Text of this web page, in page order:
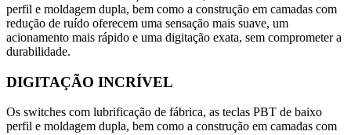
perfil e moldagem dupla, bem como a construção em camadas com
redução de ruído oferecem uma sensação mais suave, um
acionamento mais rápido e uma digitação exata, sem comprometer a
durabilidade.
DIGITAÇÃO INCRÍVEL
Os switches com lubrificação de fábrica, as teclas PBT de baixo
perfil e moldagem dupla, bem como a construção em camadas com